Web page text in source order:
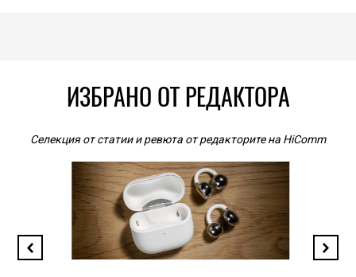
ИЗБРАНО ОТ РЕДАКТОРА
Селекция от статии и ревюта от редакторите на HiComm